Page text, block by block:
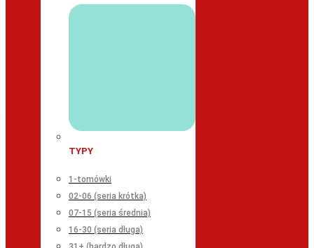
TYPY
1-tomówki
02-06 (seria krótka)
07-15 (seria średnia)
16-30 (seria długa)